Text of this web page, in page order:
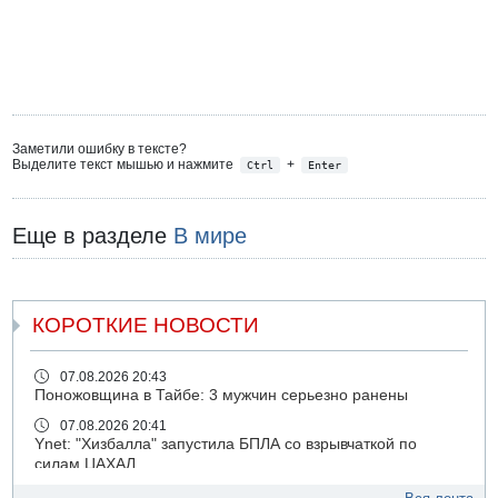
Заметили ошибку в тексте?
Выделите текст мышью и нажмите
Ctrl + Enter
Еще в разделе В мире
КОРОТКИЕ НОВОСТИ
07.08.2026 20:43
Поножовщина в Тайбе: 3 мужчин серьезно ранены
07.08.2026 20:41
Ynet: "Хизбалла" запустила БПЛА со взрывчаткой по
силам ЦАХАЛ